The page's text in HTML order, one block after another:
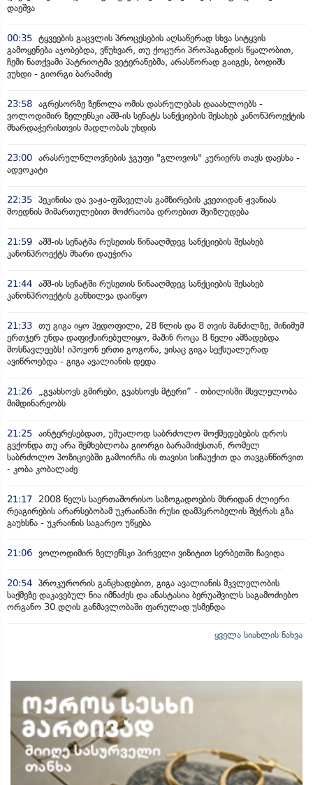
დაეშვა
00:35 ტყვეების გაცვლის პროცესების აღსაწერად სხვა სიტყვის
გამოყენება აჯობებდა, ვწუხვარ, თუ ქოცური პროპაგანდის წყალობით,
ჩემი ნათქვამი პატრიოტმა ვეტერანებმა, არასწორად გაიგეს, ბოდიშს
ვუხდი - გიორგი ბარამიძე
23:58 აგრესორზე ზეწოლა ომის დასრულებას დააახლოებს -
ვოლოდიმირ ზელენსკი აშშ-ის სენატს სანქციების შესახებ კანონპროექტის
მხარდაჭერისთვის მადლობას უხდის
23:00 არასრულწლოვნების ჯგუფი "გლოვოს" კურიერს თავს დაესხა -
ადვოკატი
22:35 პეკინისა და ვაჟა-ფშაველას გამზირების კვეთიდან ჟვანიას
მოედნის მიმართულებით მოძრაობა დროებით შეიზღუდება
21:59 აშშ-ის სენატმა რუსეთის წინააღმდეგ სანქციების შესახებ
კანონპროექტს მხარი დაუჭირა
21:44 აშშ-ის სენატში რუსეთის წინააღმდეგ სანქციების შესახებ
კანონპროექტის განხილვა დაიწყო
21:33 თუ გიგა იყო პედოფილი, 28 წლის და 8 თვის მანძილზე, მინიმუმ
ერთჯერ უნდა დაფიქსირებულიყო, მაშინ როცა 8 წელი ამზადებდა
მოსწავლეებს! იპოვონ ერთი გოგონა, ვისაც გიგა სექსუალურად
ავიწროებდა - გიგა ავალიანის დედა
21:26
„გვახსოვს გმირები, გვახსოვს მტერი” - თბილისში მსვლელობა
მიმდინარეობს
21:25 აინტერესებდათ, უშუალოდ საბრძოლო მოქმედებების დროს
გვქონდა თუ არა შემხებლობა გიორგი ბარამიძესთან, რომელ
საბრძოლო პოზიციებში გამოირჩა ის თავისი სიჩაუქით და თავგანწირვით
- კობა კობალაძე
21:17
2008 წელს საერთაშორისო საზოგადოების მხრიდან ძლიერი
რეაგირების არარსებობამ უკრაინაში რუსი დამპყრობელის შეჭრას გზა
გაუხსნა - უკრაინის საგარეო უწყება
21:06 ვოლოდიმირ ზელენსკი პირველი ვიზიტით სერბეთში ჩავიდა
20:54 პროკურორის განცხადებით, გიგა ავალიანის მკვლელობის
საქმეზე დაკავებულ ნია იმნაძეს და ანასტასია ბერუაშვილს საგამოძიებო
ორგანო 30 დღის განმავლობაში ფარულად უსმენდა
ყველა სიახლის ნახვა